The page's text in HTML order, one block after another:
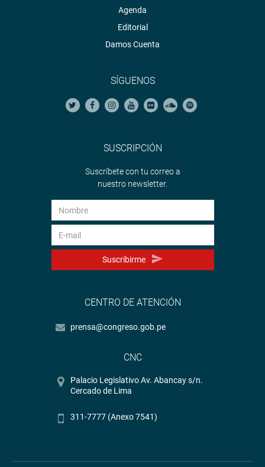
Agenda
Editorial
Damos Cuenta
SÍGUENOS
SUSCRIPCIÓN
Suscríbete con tu correo a
nuestro newsletter.
Suscribirme
CENTRO DE ATENCIÓN
prensa@congreso.gob.pe
CNC
Palacio Legislativo Av. Abancay s/n.
Cercado de Lima
311-7777 (Anexo 7541)